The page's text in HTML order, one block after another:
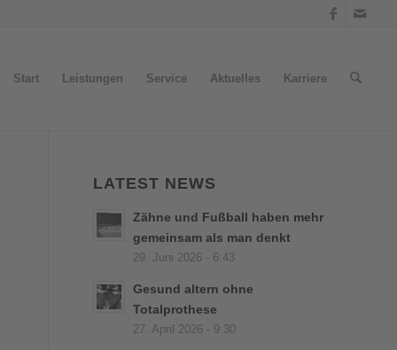
Start Leistungen Service Aktuelles Karriere
LATEST NEWS
Zähne und Fußball haben mehr
gemeinsam als man denkt
29. Juni 2026 - 6:43
Gesund altern ohne
Totalprothese
27. April 2026 - 9:30